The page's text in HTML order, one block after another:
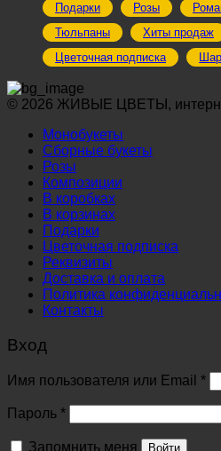
Подарки
Розы
Тюльпаны
Хиты продаж
Цветочная подписка
© 2026 ЖИВЫЕ ЦВЕТЫ,
Монобукеты
Сборные букеты
Розы
Композиции
В коробках
В корзинах
Подарки
Цветочная подписка
Реквизиты
Доставка и оплата
Политика
Контакты
Вход
Имя пользователя или Email *
Пароль *Обязательно
Запомнить меня Войти